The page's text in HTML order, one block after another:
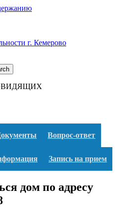
г. Кемерово
Вопрос-ответ
Запись на прием
дом по адресу